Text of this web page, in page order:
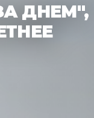
ДНЕМ",